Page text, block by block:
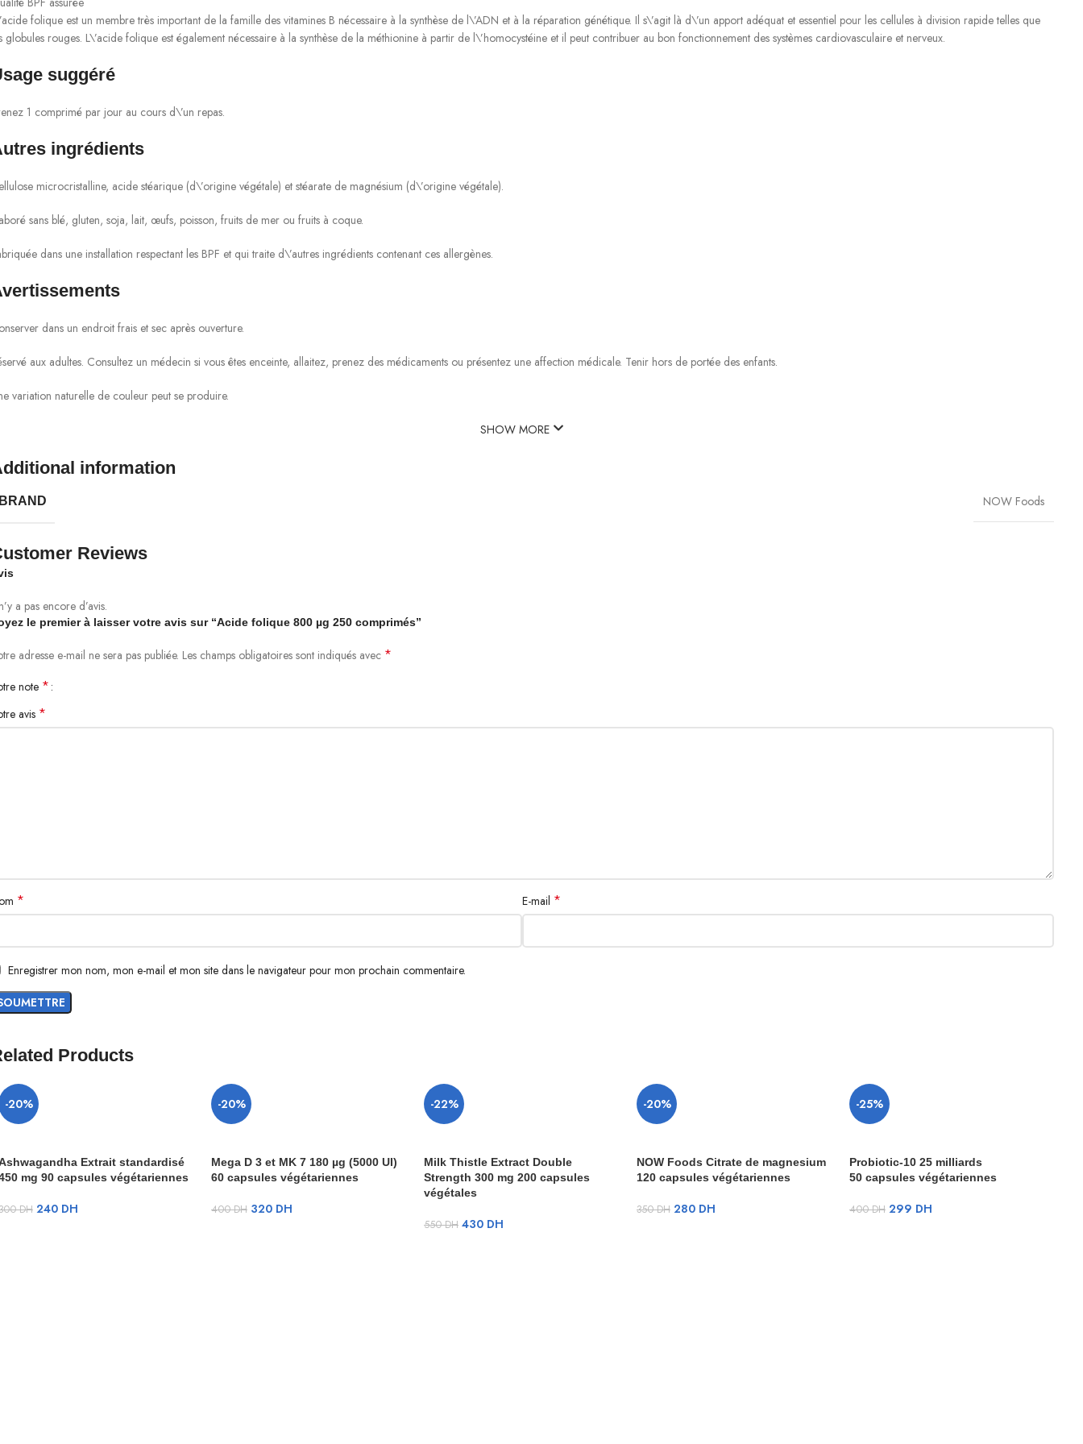
folique est un membre très important de la famille des vitamines B nécessaire à la synthèse de l\’ADN et à la réparation génétique. Il s\’agit là d\’un apport adéquat et essentiel pour les cellules à division rapide telles que
globules rouges. L\’acide folique est également nécessaire à la synthèse de la méthionine à partir de l\’homocystéine et il peut contribuer au bon fonctionnement des systèmes cardiovasculaire et nerveux.
suggéré
1 comprimé par jour au cours d\’un repas.
ingrédients
microcristalline, acide stéarique (d\’origine végétale) et stéarate de magnésium (d\’origine végétale).
sans blé, gluten, soja, lait, œufs, poisson, fruits de mer ou fruits à coque.
dans une installation respectant les BPF et qui traite d\’autres ingrédients contenant ces allergènes.
dans un endroit frais et sec après ouverture.
aux adultes. Consultez un médecin si vous êtes enceinte, allaitez, prenez des médicaments ou présentez une affection médicale. Tenir hors de portée des enfants.
variation naturelle de couleur peut se produire.
SHOW MORE
information
NOW Foods
Reviews
a pas encore d’avis.
le premier à laisser votre avis sur “Acide folique 800 µg 250 comprimés”
adresse e-mail ne sera pas publiée. Les champs obligatoires sont indiqués avec *
note *
avis *
* E-mail *
Enregistrer mon nom, mon e-mail et mon site dans le navigateur pour mon prochain commentaire.
Products
-20%
Extrait standardisé
mg 90 capsules végétariennes
DH 240 DH
-20%
Mega D 3 et MK 7 180 µg (5000 UI)
60 capsules végétariennes
400DH 320 DH
-22%
Milk Thistle Extract Double
Strength 300 mg 200 capsules
végétales
550DH 430 DH
-20%
NOW Foods Citrate de magnesium
120 capsules végétariennes
350DH 280 DH
-25%
Probiotic-10 25 milliards
50 capsules végétariennes
400DH 299 DH